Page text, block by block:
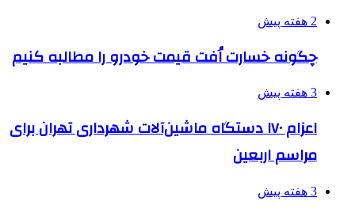
2 هفته پیش
چگونه خسارت اُفت قیمت خودرو را مطالبه کنیم
3 هفته پیش
اعزام ۱۷۰ دستگاه ماشین‌آلات شهرداری تهران برای
مراسم اربعین
3 هفته پیش